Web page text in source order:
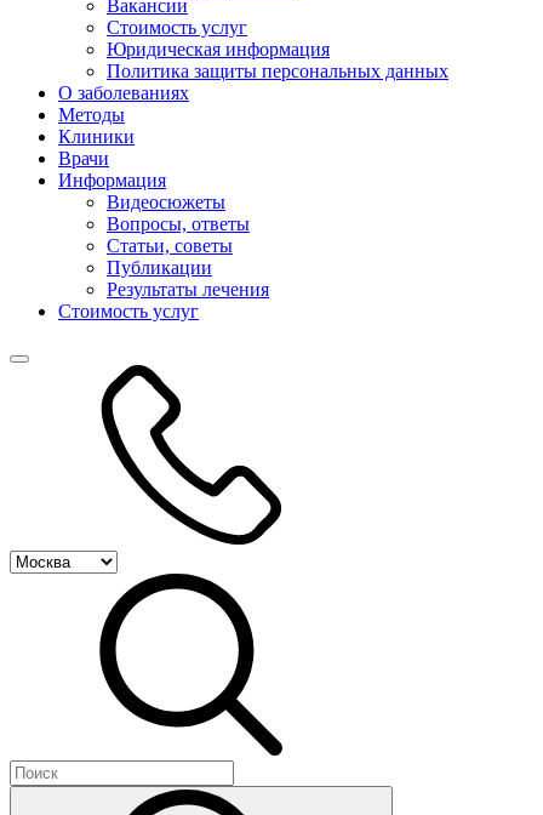
Вакансии
Стоимость услуг
Юридическая информация
Политика защиты персональных данных
О заболеваниях
Методы
Клиники
Врачи
Информация
Видеосюжеты
Вопросы, ответы
Статьи, советы
Публикации
Результаты лечения
Стоимость услуг